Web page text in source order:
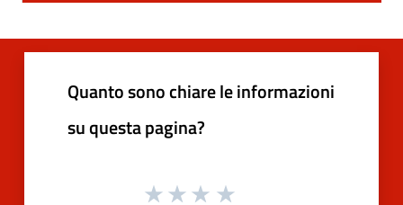
Quanto sono chiare le informazioni
su questa pagina?